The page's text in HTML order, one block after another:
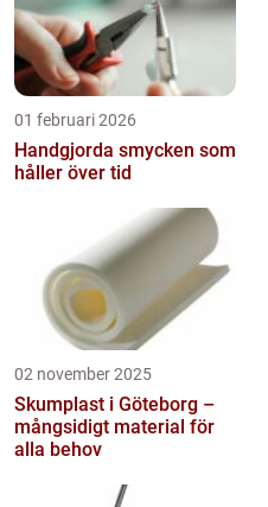
01 februari 2026
Handgjorda smycken som
håller över tid
02 november 2025
Skumplast i Göteborg –
mångsidigt material för
alla behov